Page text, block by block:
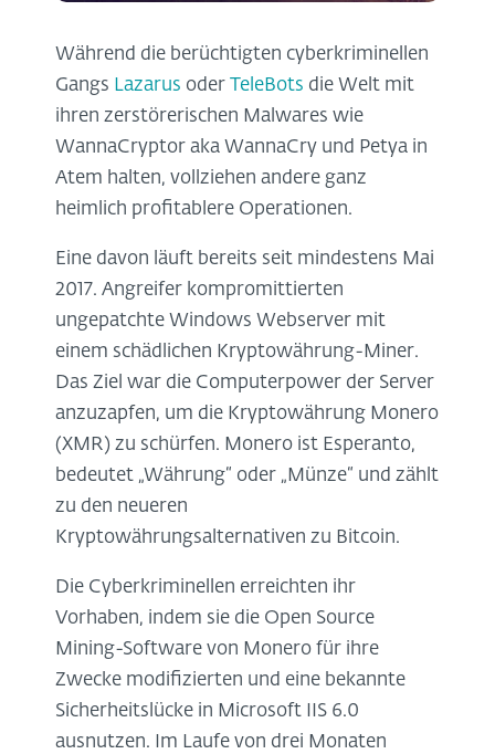
Während die berüchtigten cyberkriminellen
Gangs Lazarus oder TeleBots die Welt mit
ihren zerstörerischen Malwares wie
WannaCryptor aka WannaCry und Petya in
Atem halten, vollziehen andere ganz
heimlich profitablere Operationen.
Eine davon läuft bereits seit mindestens Mai
2017. Angreifer kompromittierten
ungepatchte Windows Webserver mit
einem schädlichen Kryptowährung-Miner.
Das Ziel war die Computerpower der Server
anzuzapfen, um die Kryptowährung Monero
(XMR) zu schürfen. Monero ist Esperanto,
bedeutet „Währung“ oder „Münze“ und zählt
zu den neueren
Kryptowährungsalternativen zu Bitcoin.
Die Cyberkriminellen erreichten ihr
Vorhaben, indem sie die Open Source
Mining-Software von Monero für ihre
Zwecke modifizierten und eine bekannte
Sicherheitslücke in Microsoft IIS 6.0
ausnutzen. Im Laufe von drei Monaten